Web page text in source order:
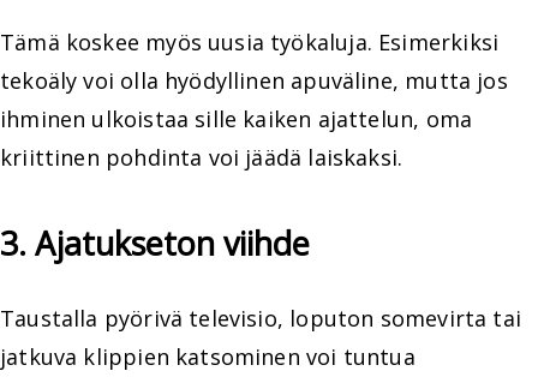
Tämä koskee myös uusia työkaluja. Esimerkiksi
tekoäly voi olla hyödyllinen apuväline, mutta jos
ihminen ulkoistaa sille kaiken ajattelun, oma
kriittinen pohdinta voi jäädä laiskaksi.
3. Ajatukseton viihde
Taustalla pyörivä televisio, loputon somevirta tai
jatkuva klippien katsominen voi tuntua